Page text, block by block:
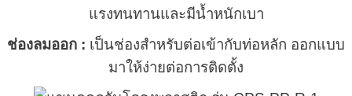
แรงทนทานและมีน้ำหนักเบา
ช่องลมออก : เป็นช่องสำหรับต่อเข้ากับท่อหลัก ออกแบบ
มาให้ง่ายต่อการติดตั้ง